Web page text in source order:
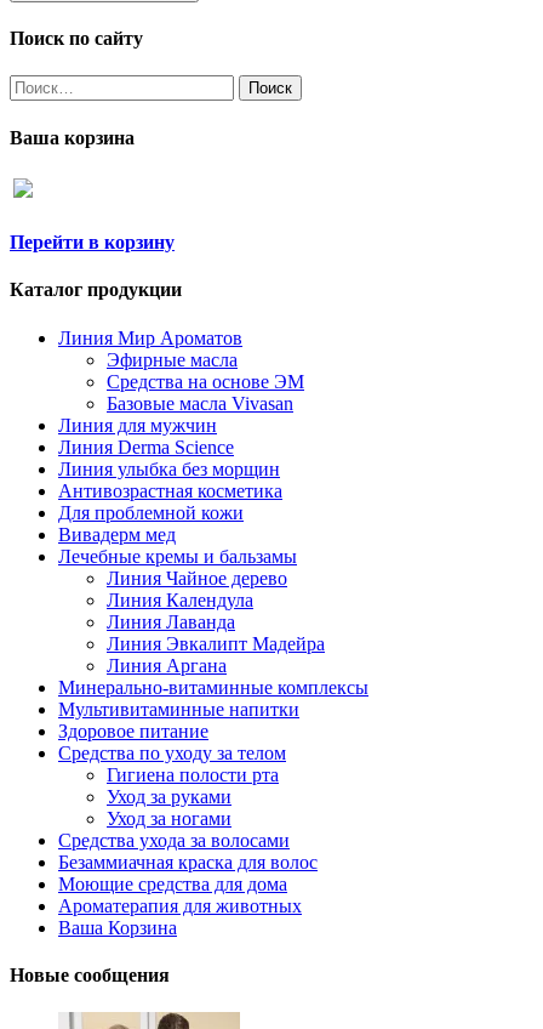
Поиск по сайту
Найти:
Ваша корзина
Перейти в корзину
Каталог продукции
Линия Мир Ароматов
Эфирные масла
Средства на основе ЭМ
Базовые масла Vivasan
Линия для мужчин
Линия Derma Science
Линия улыбка без морщин
Антивозрастная косметика
Для проблемной кожи
Вивадерм мед
Лечебные кремы и бальзамы
Линия Чайное дерево
Линия Календула
Линия Лаванда
Линия Эвкалипт Мадейра
Линия Аргана
Минерально-витаминные комплексы
Мультивитаминные напитки
Здоровое питание
Средства по уходу за телом
Гигиена полости рта
Уход за руками
Уход за ногами
Средства ухода за волосами
Безаммиачная краска для волос
Моющие средства для дома
Ароматерапия для животных
Ваша Корзина
Новые сообщения